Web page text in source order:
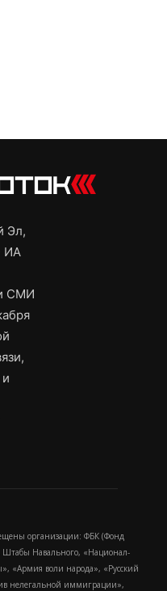
Эл,
ИА
СМИ
организации: ФБК (Фонд
Штабы Навального, «Национал-
«Армия воли народа», «Русский
нелегальной иммиграции»,